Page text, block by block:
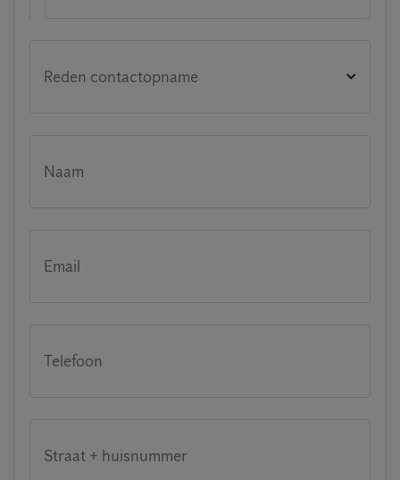
Reden contactopname
Naam
Email
Telefoon
Straat + huisnummer